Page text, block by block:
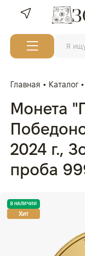
Главная Каталог
Монета
2024 г.,
проба
В НАЛИЧИИ
Хит